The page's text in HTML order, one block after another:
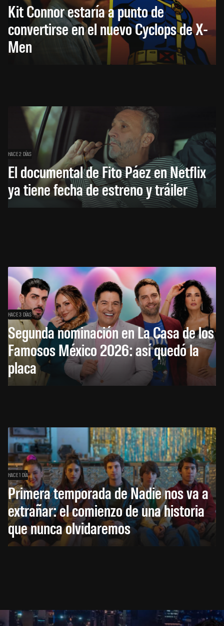
Kit Connor estaría a punto de
convertirse en el nuevo Cyclops de X-
Men
HACE 2 DÍAS
El documental de Fito Páez en Netflix
ya tiene fecha de estreno y tráiler
HACE 3 DÍAS
Segunda nominación en La Casa de los
Famosos México 2026: así quedó la
placa
HACE 1 DÍA
Primera temporada de Nadie nos va a
extrañar: el comienzo de una historia
que nunca olvidaremos